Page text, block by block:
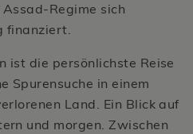
Regime sich
finanziert.
ist die persönlichste Reise
Spurensuche in einem
Land. Ein Blick auf
und morgen. Zwischen